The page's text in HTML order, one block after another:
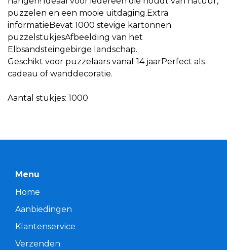
puzzelen en een mooie uitdaging.Extra
informatieBevat 1000 stevige kartonnen
puzzelstukjesAfbeelding van het
Elbsandsteingebirge landschap.
Geschikt voor puzzelaars vanaf 14 jaarPerfect als
cadeau of wanddecoratie.
Aantal stukjes: 1000
Menu
Home
Aanbiedingen
Klantenservice
Verzenden